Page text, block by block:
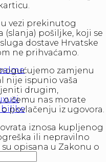
biljke
vezi prekinutog
(slanja) pošiljke, koji se
dostave Hrvatske
ne prihvaćamo.
zamjenu
nije ispunio vaša
drugim,
čemu nas morate
povlačenju iz ugovora.
iznosa kupljenog
ili nepravilno
opisana u Zakonu o